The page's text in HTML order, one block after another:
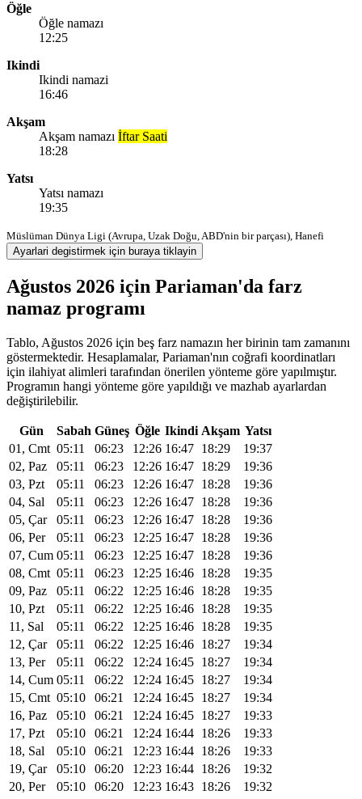
Öğle
Öğle namazı
12:25
Ikindi
Ikindi namazi
16:46
Akşam
Akşam namazı İftar Saati
18:28
Yatsı
Yatsı namazı
19:35
Müslüman Dünya Ligi (Avrupa, Uzak Doğu, ABD'nin bir parçası), Hanefi
Ayarlari degistirmek için buraya tiklayin
Ağustos 2026 için Pariaman'da farz
namaz programı
Tablo, Ağustos 2026 için beş farz namazın her birinin tam zamanını
göstermektedir. Hesaplamalar, Pariaman'nın coğrafi koordinatları
için ilahiyat alimleri tarafından önerilen yönteme göre yapılmıştır.
Programın hangi yönteme göre yapıldığı ve mazhab ayarlardan
değiştirilebilir.
Gün Sabah Güneş Öğle Ikindi Akşam Yatsı
01, Cmt 05:11 06:23 12:26 16:47 18:29
19:37
02, Paz
05:11 06:23 12:26 16:47 18:29
19:36
03, Pzt
05:11 06:23 12:26 16:47 18:28
19:36
04, Sal
05:11 06:23 12:26 16:47 18:28
19:36
05, Çar
05:11 06:23 12:26 16:47 18:28
19:36
06, Per
05:11 06:23 12:25 16:47 18:28
19:36
07, Cum 05:11 06:23 12:25 16:47 18:28
19:36
08, Cmt 05:11 06:23 12:25 16:46 18:28
19:35
09, Paz
05:11 06:22 12:25 16:46 18:28
19:35
10, Pzt
05:11 06:22 12:25 16:46 18:28
19:35
11, Sal
05:11 06:22 12:25 16:46 18:28
19:35
12, Çar
05:11 06:22 12:25 16:46 18:27
19:34
13, Per
05:11 06:22 12:24 16:45 18:27
19:34
14, Cum 05:11 06:22 12:24 16:45 18:27
19:34
15, Cmt 05:10 06:21 12:24 16:45 18:27
19:34
16, Paz
05:10 06:21 12:24 16:45 18:27
19:33
17, Pzt
05:10 06:21 12:24 16:44 18:26
19:33
18, Sal
05:10 06:21 12:23 16:44 18:26
19:33
19, Çar
05:10 06:20 12:23 16:44 18:26
19:32
20, Per
05:10 06:20 12:23 16:43 18:26
19:32